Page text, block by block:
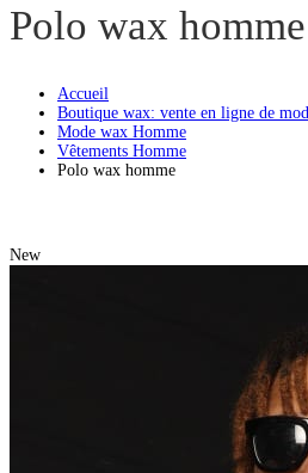
Polo wax homme
Accueil
Boutique wax: vente en ligne de
Mode wax Homme
Vêtements Homme
Polo wax homme
New